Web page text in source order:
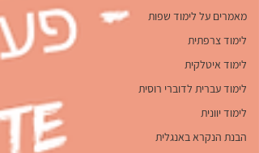
מאמרים על לימוד שפות
לימוד צרפתית
לימוד איטלקית
לימוד עברית לדוברי רוסית
לימוד יוונית
הבנת הנקרא באנגלית